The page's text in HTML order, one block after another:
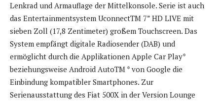
Lenkrad und Armauflage der Mittelkonsole. Serie ist auch
das Entertainmentsystem UconnectTM 7” HD LIVE mit
sieben Zoll (17,8 Zentimeter) großem Touchscreen. Das
System empfängt digitale Radiosender (DAB) und
ermöglicht durch die Applikationen Apple Car Play*
beziehungsweise Android AutoTM * von Google die
Einbindung kompatibler Smartphones. Zur
Serienausstattung des Fiat 500X in der Version Lounge